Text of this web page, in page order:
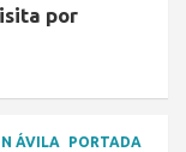
por
ÁVILA PORTADA